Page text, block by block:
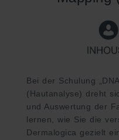
Bei der Schulung
(Hautanalyse) dreht
und Auswertung der
lernen, wie Sie die
Dermalogica gezielt